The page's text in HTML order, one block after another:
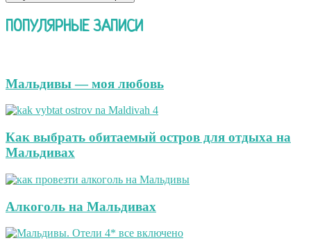
ПОПУЛЯРНЫЕ ЗАПИСИ
Мальдивы — моя любовь
Как выбрать обитаемый остров для отдыха на
Мальдивах
Алкоголь на Мальдивах